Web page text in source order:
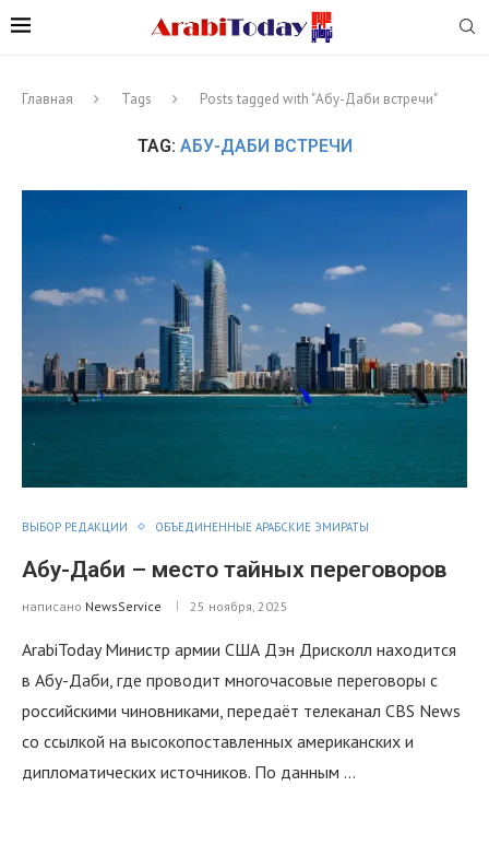
Главная Tags Posts tagged with "Абу-Даби встречи"
TAG: АБУ-ДАБИ ВСТРЕЧИ
ВЫБОР РЕДАКЦИИ ОБЪЕДИНЕННЫЕ АРАБСКИЕ ЭМИРАТЫ
Абу-Даби – место тайных переговоров
написано NewsService 25 ноября, 2025
ArabiToday Министр армии США Дэн Дрисколл находится
в Абу-Даби, где проводит многочасовые переговоры с
российскими чиновниками, передаёт телеканал CBS News
со ссылкой на высокопоставленных американских и
дипломатических источников. По данным …